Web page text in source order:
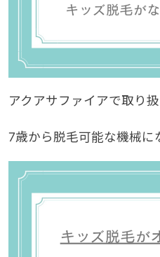
アクアサファイアで取り
7歳から脱毛可能な機械に